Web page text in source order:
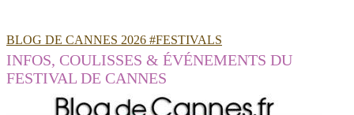
BLOG DE CANNES 2026 #FESTIVALS
INFOS, COULISSES & ÉVÉNEMENTS DU
FESTIVAL DE CANNES